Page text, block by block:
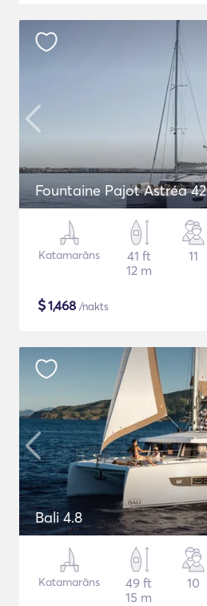
Fountaine Pajot Astréa 42
Katamarāns
41 ft
12 m
11
$1,468 /nakts
Bali 4.8
Katamarāns
49 ft
15 m
10